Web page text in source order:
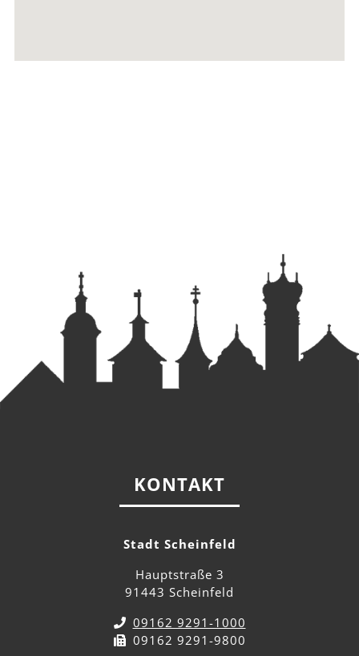
KONTAKT
Stadt Scheinfeld
Hauptstraße 3
91443 Scheinfeld
09162 9291-1000
09162 9291-9800